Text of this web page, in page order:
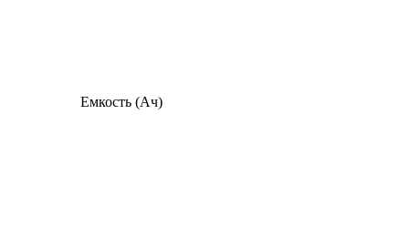
Емкость (Ач)